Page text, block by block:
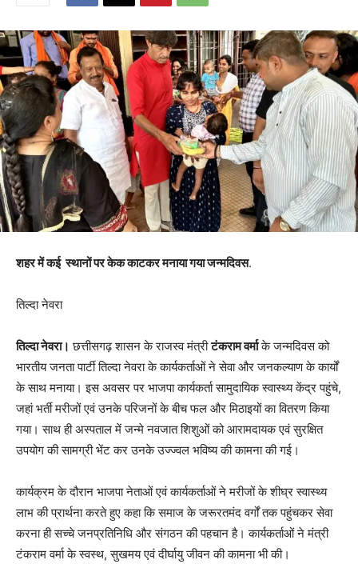
शहर में कई स्थानों पर केक काटकर मनाया गया जन्मदिवस.
तिल्दा नेवरा
तिल्दा नेवरा। छत्तीसगढ़ शासन के राजस्व मंत्रीटंकराम वर्माके जन्मदिवस को
भारतीय जनता पार्टी तिल्दा नेवरा के कार्यकर्ताओं ने सेवा और जनकल्याण के कार्यों
के साथ मनाया। इस अवसर पर भाजपा कार्यकर्ता सामुदायिक स्वास्थ्य केंद्र पहुंचे,
जहां भर्ती मरीजों एवं उनके परिजनों के बीच फल और मिठाइयों का वितरण किया
गया। साथ ही अस्पताल में जन्मे नवजात शिशुओं को आरामदायक एवं सुरक्षित
उपयोग की सामग्री भेंट कर उनके उज्ज्वल भविष्य की कामना की गई।
कार्यक्रम के दौरान भाजपा नेताओं एवं कार्यकर्ताओं ने मरीजों के शीघ्र स्वास्थ्य
लाभ की प्रार्थना करते हुए कहा कि समाज के जरूरतमंद वर्गों तक पहुंचकर सेवा
करना ही सच्चे जनप्रतिनिधि और संगठन की पहचान है। कार्यकर्ताओं ने मंत्री
टंकराम वर्मा के स्वस्थ, सुखमय एवं दीर्घायु जीवन की कामना भी की।